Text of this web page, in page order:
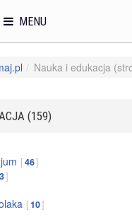
Nauka i edukacja
(159)
46
10
MENU